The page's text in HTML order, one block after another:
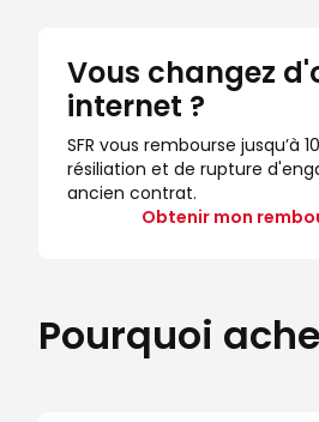
Vous changez
internet ?
SFR vous rembourse jusqu’à
résiliation et de rupture
ancien contrat.
Obtenir mon
Pourquoi